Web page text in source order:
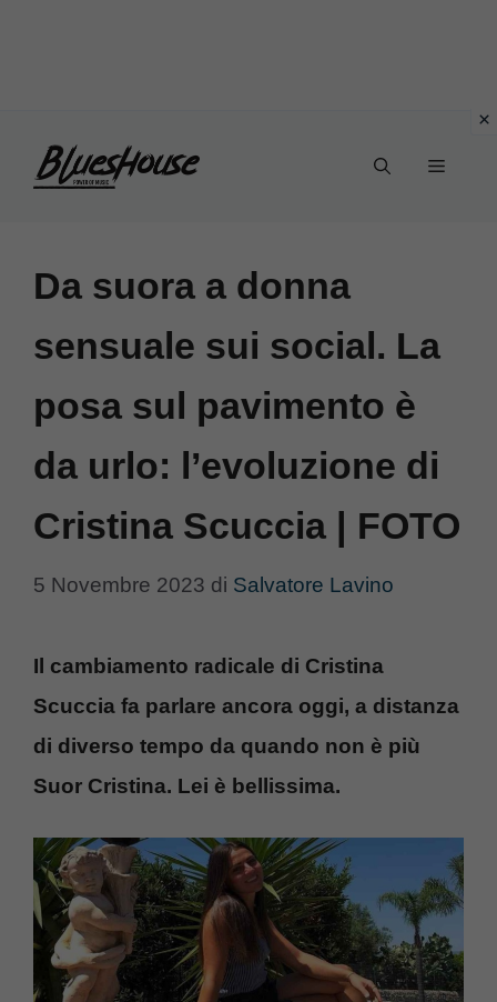
Menu
Da suora a donna
sensuale sui social. La
posa sul pavimento è
da urlo: l’evoluzione di
Cristina Scuccia | FOTO
5 Novembre 2023 di Salvatore Lavino
Il cambiamento radicale di Cristina
Scuccia fa parlare ancora oggi, a distanza
di diverso tempo da quando non è più
Suor Cristina. Lei è bellissima.